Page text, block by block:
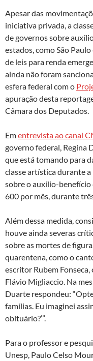
Apesar das
iniciativa privada, a
de governos sobre
estados, como São
de leis para renda
ainda não foram
esfera federal com o
apuração desta
Câmara dos Deputados.
Ementrevista ao canal
governo federal, Regina
que está tomando para
classe artística durante
sobre o auxílio-
600 por mês, durante
Além dessa medida,
houve ainda severas
sobre as mortes de
quarentena, como o
escritor Rubem
Flávio Migliaccio. Na
Duarte respondeu:
famílias. Eu imaginei
obituário?’”.
Para o professor e
Unesp, Paulo Celso